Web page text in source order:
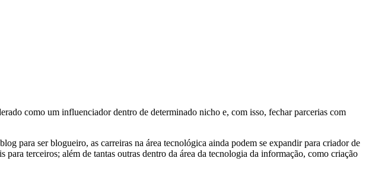
como um influenciador dentro de determinado nicho e, com isso, fechar parcerias com
para ser blogueiro, as carreiras na área tecnológica ainda podem se expandir para criador de
terceiros; além de tantas outras dentro da área da tecnologia da informação, como criação